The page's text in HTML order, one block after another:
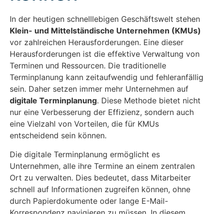
In der heutigen schnelllebigen Geschäftswelt stehen
Klein- und Mittelständische Unternehmen (KMUs)
vor zahlreichen Herausforderungen. Eine dieser
Herausforderungen ist die effektive Verwaltung von
Terminen und Ressourcen. Die traditionelle
Terminplanung kann zeitaufwendig und fehleranfällig
sein. Daher setzen immer mehr Unternehmen auf
digitale Terminplanung. Diese Methode bietet nicht
nur eine Verbesserung der Effizienz, sondern auch
eine Vielzahl von Vorteilen, die für KMUs
entscheidend sein können.
Die digitale Terminplanung ermöglicht es
Unternehmen, alle ihre Termine an einem zentralen
Ort zu verwalten. Dies bedeutet, dass Mitarbeiter
schnell auf Informationen zugreifen können, ohne
durch Papierdokumente oder lange E-Mail-